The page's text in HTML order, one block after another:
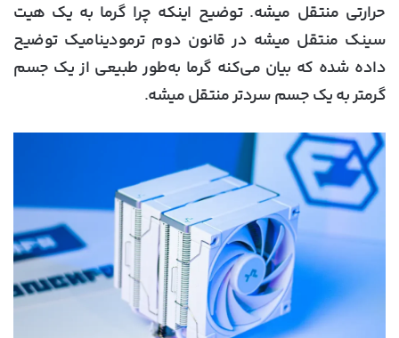
حرارتی منتقل میشه. توضیح اینکه چرا گرما به یک هیت
سینک منتقل میشه در قانون دوم ترمودینامیک توضیح
داده شده که بیان می‌کنه گرما به‌طور طبیعی از یک جسم
گرمتر به یک جسم سردتر منتقل میشه.